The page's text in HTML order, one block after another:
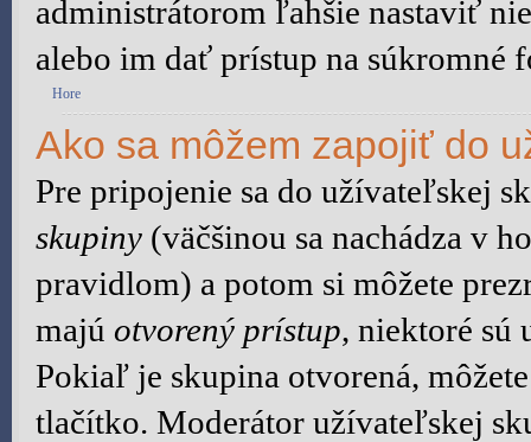
administrátorom ľahšie nastaviť
alebo im dať prístup na súkromné
Hore
Ako sa môžem zapojiť do
Pre pripojenie sa do užívateľskej
skupiny (väčšinou sa nachádza v
pravidlom) a potom si môžete
majú otvorený prístup, niektoré sú
Pokiaľ je skupina otvorená,
tlačítko. Moderátor užívateľskej